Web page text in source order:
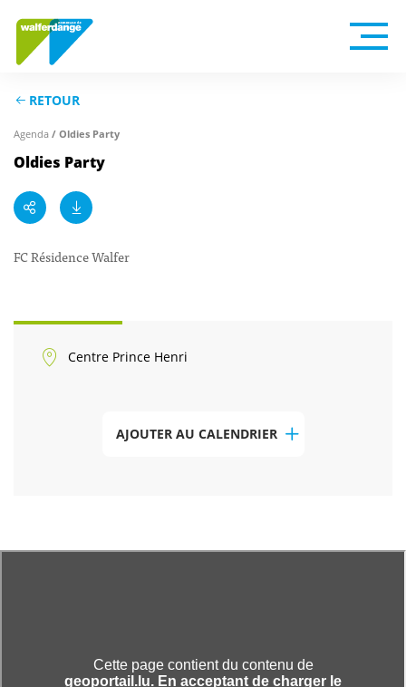
RETOUR
Agenda / Oldies Party
Oldies Party
FC Résidence Walfer
Centre Prince Henri
AJOUTER AU CALENDRIER